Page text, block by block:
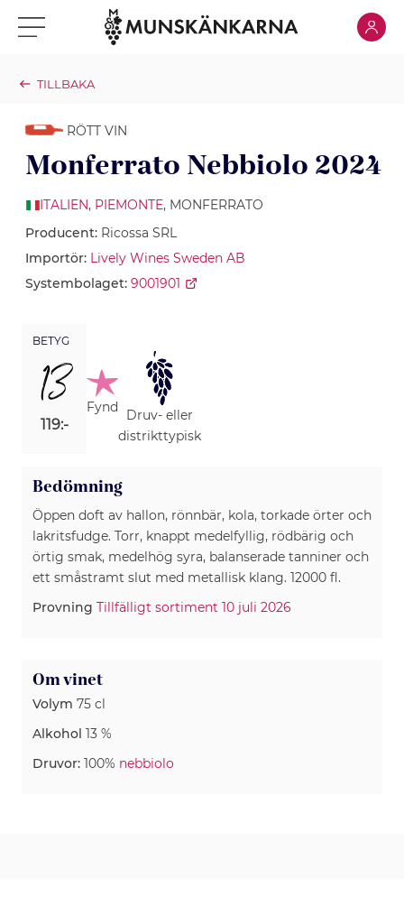
Klicka för meny Klicka
TILLBAKA
RÖTT VIN
Monferrato Nebbiolo 2024
ITALIEN, PIEMONTE, MONFERRATO
Producent: Ricossa SRL
Importör: Lively Wines Sweden AB
Systembolaget: 9001901
BETYG
13
119:-
Fynd
Druv- eller
distrikttypisk
Bedömning
Öppen doft av hallon, rönnbär, kola, torkade örter och
lakritsfudge. Torr, knappt medelfyllig, rödbärig och
örtig smak, medelhög syra, balanserade tanniner och
ett småstramt slut med metallisk klang. 12000 fl.
Provning Tillfälligt sortiment 10 juli 2026
Om vinet
Volym 75 cl
Alkohol 13 %
Druvor: 100% nebbiolo